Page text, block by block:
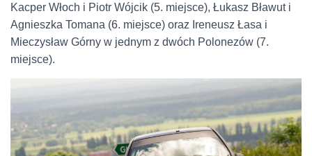
Kacper Włoch i Piotr Wójcik (5. miejsce), Łukasz Bławut i
Agnieszka Tomana (6. miejsce) oraz Ireneusz Łasa i
Mieczysław Górny w jednym z dwóch Polonezów (7.
miejsce).